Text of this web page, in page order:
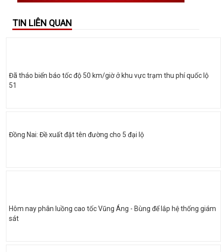
TIN LIÊN QUAN
Đã tháo biển báo tốc độ 50 km/giờ ở khu vực trạm thu phí quốc lộ
51
Đồng Nai: Đề xuất đặt tên đường cho 5 đại lộ
Hôm nay phân luồng cao tốc Vũng Áng - Bùng để lắp hệ thống giám
sát